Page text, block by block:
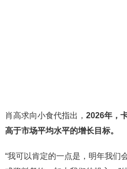
肖高求向小食代指出， 2026年，
高于市场平均水平的增长目标。
“我可以肯定的一点是，明年我们